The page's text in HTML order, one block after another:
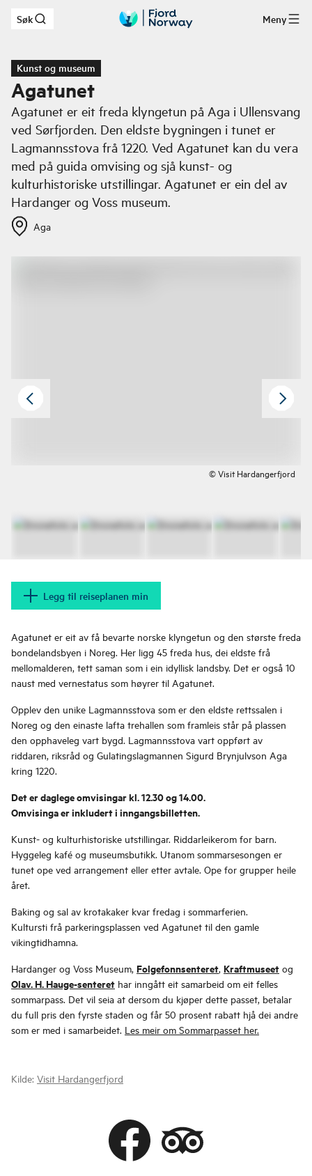
Hopp til hovedinnhold
Søk Meny
Kunst og museum
Agatunet
Agatunet er eit freda klyngetun på Aga i Ullensvang
ved Sørfjorden. Den eldste bygningen i tunet er
Lagmannsstova frå 1220. Ved Agatunet kan du vera
med på guida omvising og sjå kunst- og
kulturhistoriske utstillingar. Agatunet er ein del av
Hardanger og Voss museum.
Aga
© Visit Hardangerfjord
Legg til reiseplanen min
Agatunet er eit av få bevarte norske klyngetun og den største freda
bondelandsbyen i Noreg. Her ligg 45 freda hus, dei eldste frå
mellomalderen, tett saman som i ein idyllisk landsby. Det er også 10
naust med vernestatus som høyrer til Agatunet.
Opplev den unike Lagmannsstova som er den eldste rettssalen i
Noreg og den einaste lafta trehallen som framleis står på plassen
den opphaveleg vart bygd. Lagmannsstova vart oppført av
riddaren, riksråd og Gulatingslagmannen Sigurd Brynjulvson Aga
kring 1220.
Det er daglege omvisingar kl.12.30 og 14.00.
Omvisinga er inkludert i inngangsbilletten.
Kunst- og kulturhistoriske utstillingar. Riddarleikerom for barn.
Hyggeleg kafé og museumsbutikk. Utanom sommarsesongen er
tunet ope ved arrangement eller etter avtale. Ope for grupper heile
året.
Baking og sal av krotakaker kvar fredag i sommarferien.
Kultursti frå parkeringsplassen ved Agatunet til den gamle
vikingtidhamna.
Hardanger og Voss Museum, Folgefonnsenteret, Kraftmuseet og
Olav. H. Hauge-senteret har inngått eit samarbeid om eit felles
sommarpass. Det vil seia at dersom du kjøper dette passet, betalar
du full pris den fyrste staden og får 50 prosent rabatt hjå dei andre
som er med i samarbeidet. Les meir om Sommarpasset her.
Kilde: Visit Hardangerfjord